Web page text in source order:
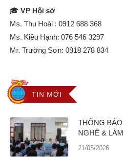
🎓 VP Hội sở
Ms. Thu Hoài : 0912 688 368
Ms. Kiều Hạnh: 076 546 3297
Mr. Trường Sơn: 0918 278 834
TIN MỚI
THÔNG
NGHỀ &
21/05/2026